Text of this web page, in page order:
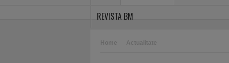
REVISTA BM
Home Actualitate